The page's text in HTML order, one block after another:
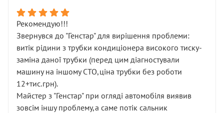
Рекомендую!!!
Звернувся до "Генстар" для вирішення проблеми:
витік рідини з трубки кондиціонера високого тиску-
заміна даної трубки (перед цим діагностували
машину на іншому СТО,ціна трубки без роботи
12+тис.грн).
Майстер з "Генстар" при огляді автомобіля виявив
зовсім іншу проблему,а саме потік сальник